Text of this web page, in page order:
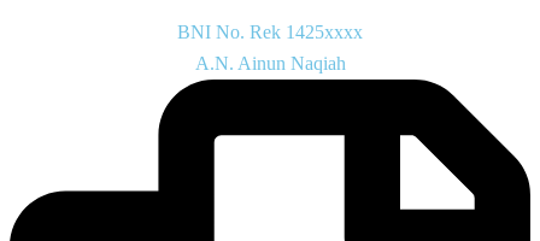
BNI No. Rek 1425xxxx
A.N. Ainun Naqiah